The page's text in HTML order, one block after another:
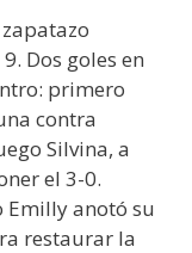
Dos goles en
primero
contra
Silvina, a
el 3-0.
Emilly anotó su
restaurar la